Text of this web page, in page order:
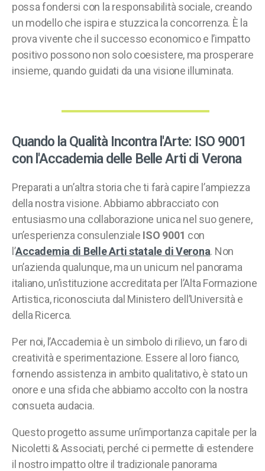
possa fondersi con la responsabilità sociale, creando
un modello che ispira e stuzzica la concorrenza. È la
prova vivente che il successo economico e l’impatto
positivo possono non solo coesistere, ma prosperare
insieme, quando guidati da una visione illuminata.
Quando la Qualità Incontra l'Arte: ISO 9001
con l'Accademia delle Belle Arti di Verona
Preparati a un’altra storia che ti farà capire l’ampiezza
della nostra visione. Abbiamo abbracciato con
entusiasmo una collaborazione unica nel suo genere,
un’esperienza consulenziale ISO 9001 con
l’Accademia di Belle Arti statale di Verona. Non
un’azienda qualunque, ma un unicum nel panorama
italiano, un’istituzione accreditata per l’Alta Formazione
Artistica, riconosciuta dal Ministero dell’Università e
della Ricerca.
Per noi, l’Accademia è un simbolo di rilievo, un faro di
creatività e sperimentazione. Essere al loro fianco,
fornendo assistenza in ambito qualitativo, è stato un
onore e una sfida che abbiamo accolto con la nostra
consueta audacia.
Questo progetto assume un’importanza capitale per la
Nicoletti & Associati, perché ci permette di estendere
il nostro impatto oltre il tradizionale panorama